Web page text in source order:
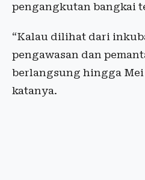
pengangkutan bangkai
“Kalau dilihat dari
pengawasan dan
berlangsung hingga Mei
katanya.